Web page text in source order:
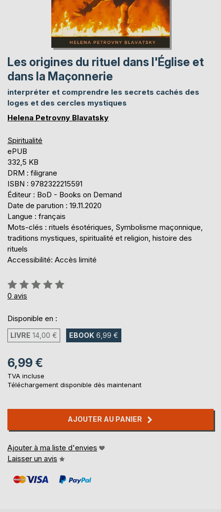
Les origines du rituel dans l'Église et
dans la Maçonnerie
interpréter et comprendre les secrets cachés des
loges et des cercles mystiques
Helena Petrovny Blavatsky
Spiritualité
ePUB
332,5 KB
DRM : filigrane
ISBN : 9782322215591
Éditeur : BoD - Books on Demand
Date de parution : 19.11.2020
Langue : français
Mots-clés : rituels ésotériques, Symbolisme maçonnique,
traditions mystiques, spiritualité et religion, histoire des
rituels
Accessibilité: Accès limité
Évaluation:
0%
0 avis
Disponible en :
LIVRE 14,00 € EBOOK 6,99 €
6,99 €
TVA incluse
Téléchargement disponible dès maintenant
AJOUTER AU PANIER
Ajouter à ma liste d'envies
Laisser un avis